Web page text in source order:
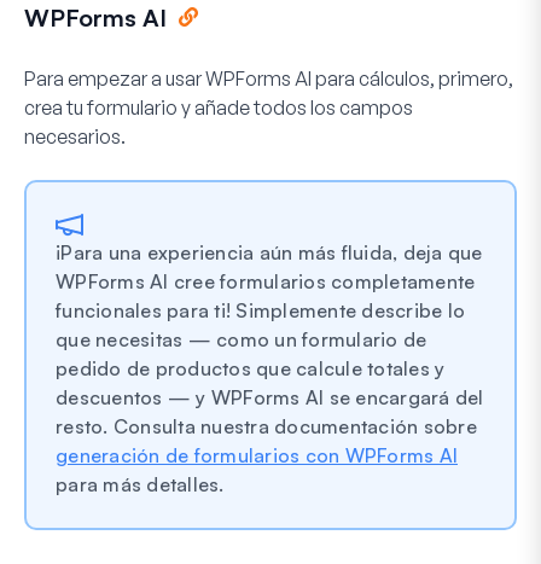
WPForms AI
Para empezar a usar WPForms AI para cálculos, primero,
crea tu formulario y añade todos los campos
necesarios.
¡Para una experiencia aún más fluida, deja que
WPForms AI cree formularios completamente
funcionales para ti! Simplemente describe lo
que necesitas — como un formulario de
pedido de productos que calcule totales y
descuentos — y WPForms AI se encargará del
resto. Consulta nuestra documentación sobre
generación de formularios con WPForms AI
para más detalles.